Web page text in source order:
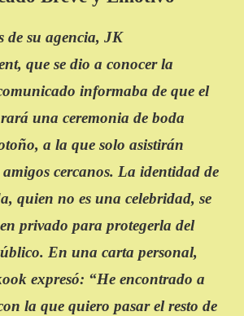
de su agencia, JK
que se dio a conocer la
informaba de que el
una ceremonia de boda
a la que solo asistirán
cercanos. La identidad de
quien no es una celebridad, se
privado para protegerla del
En una carta personal,
expresó: “He encontrado a
la que quiero pasar el resto de